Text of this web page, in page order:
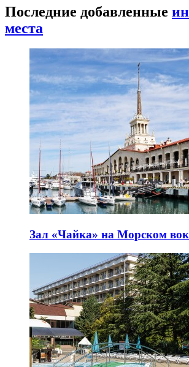
Последние добавленные
места
Зал «Чайка» на Морском